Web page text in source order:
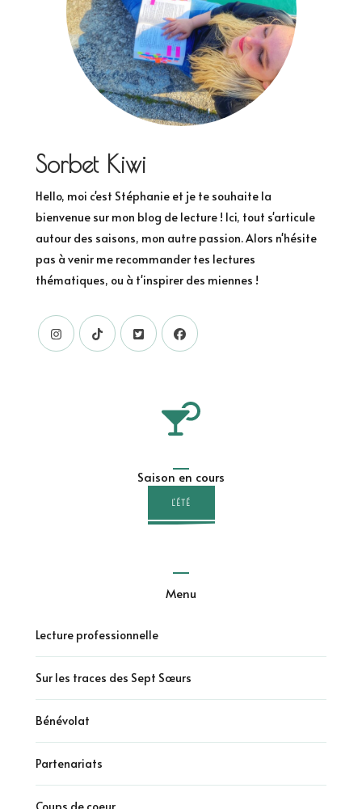
Sorbet Kiwi
Hello, moi c'est Stéphanie et je te souhaite la
bienvenue sur mon blog de lecture ! Ici, tout s'articule
autour des saisons, mon autre passion. Alors n'hésite
pas à venir me recommander tes lectures
thématiques, ou à t'inspirer des miennes !
Saison en cours
L'ÉTÉ
Menu
Lecture professionnelle
Sur les traces des Sept Sœurs
Bénévolat
Partenariats
Coups de coeur